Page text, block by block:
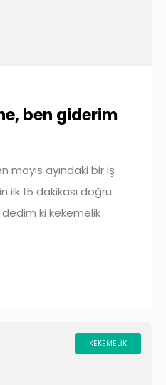
ben giderim
mayıs ayındaki bir iş
ilk 15 dakikası doğru
ki kekemelik
KEKEMELIK